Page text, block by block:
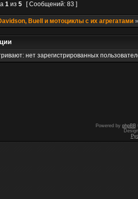
1 из 5 [ Сообщений: 83 ]
Buell и мотоциклы с их агрегатами
нет зарегистрированных
Powered by phpBB